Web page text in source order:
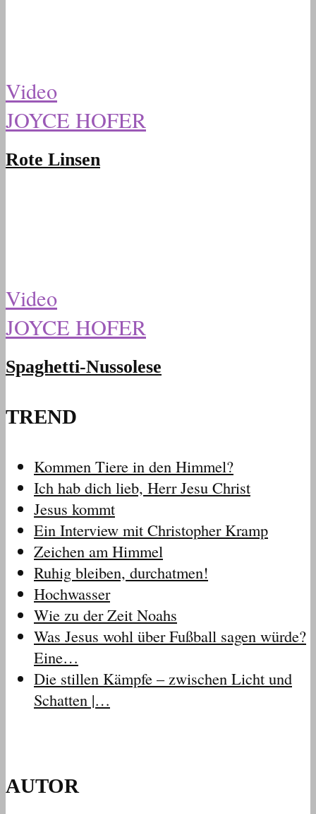
Video
JOYCE HOFER
Rote Linsen
Video
JOYCE HOFER
Spaghetti-Nussolese
TREND
Kommen Tiere in den Himmel?
Ich hab dich lieb, Herr Jesu Christ
Jesus kommt
Ein Interview mit Christopher Kramp
Zeichen am Himmel
Ruhig bleiben, durchatmen!
Hochwasser
Wie zu der Zeit Noahs
Was Jesus wohl über Fußball sagen würde?
Eine…
Die stillen Kämpfe – zwischen Licht und
Schatten |…
AUTOR